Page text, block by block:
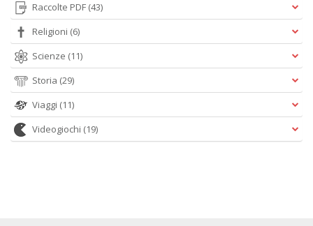
Raccolte PDF (43)
Religioni (6)
Scienze (11)
Storia (29)
Viaggi (11)
Videogiochi (19)